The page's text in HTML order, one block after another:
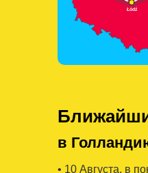
в
• 10 Августa, в